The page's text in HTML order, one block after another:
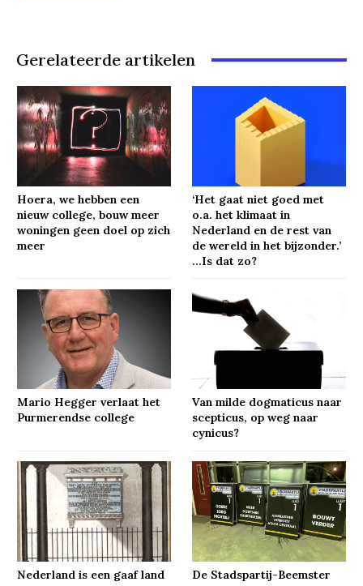
Gerelateerde artikelen
Hoera, we hebben een
nieuw college, bouw meer
woningen geen doel op zich
meer
‘Het gaat niet goed met
o.a. het klimaat in
Nederland en de rest van
de wereld in het bijzonder.’
…Is dat zo?
Mario Hegger verlaat het
Purmerendse college
Van milde dogmaticus naar
scepticus, op weg naar
cynicus?
Nederland is een gaaf land
De Stadspartij-Beemster